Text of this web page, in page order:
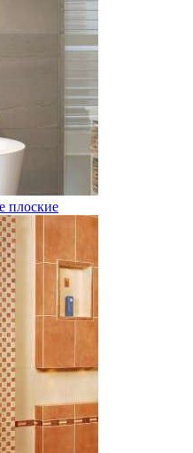
плоские